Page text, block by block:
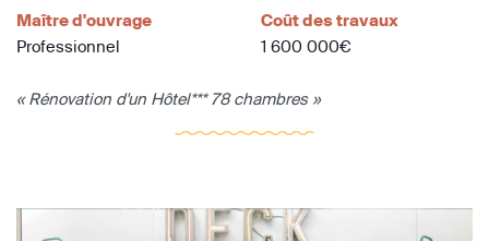
Maître d'ouvrage
Professionnel
Coût des travaux
1 600 000€
« Rénovation d'un Hôtel*** 78 chambres »